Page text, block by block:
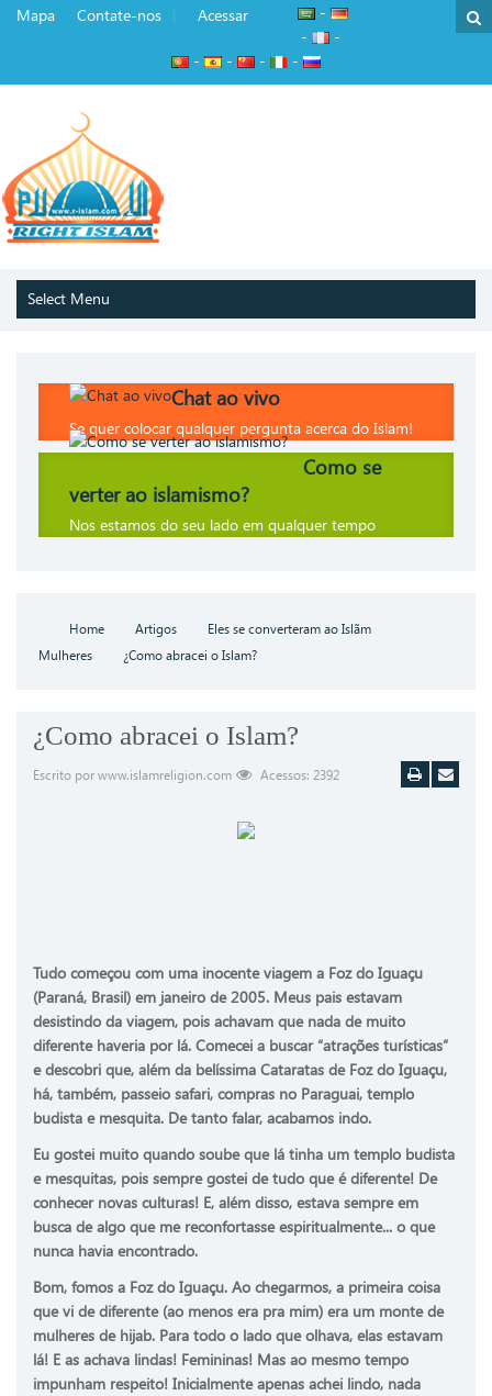
Mapa Contate-nos Acessar
-
-
-
-
- - -
Chat ao vivo
Se quer colocar qualquer pergunta acerca do Islam!
Como se
verter ao islamismo?
Nos estamos do seu lado em qualquer tempo
Home Artigos
Eles se converteram ao Islãm
Mulheres
¿Como abracei o Islam?
¿Como abracei o Islam?
Escrito por www.islamreligion.com Acessos: 2392
Tudo começou com uma inocente viagem a Foz do Iguaçu
(Paraná, Brasil) em janeiro de 2005. Meus pais estavam
desistindo da viagem, pois achavam que nada de muito
diferente haveria por lá. Comecei a buscar “atrações turísticas”
e descobri que, além da belíssima Cataratas de Foz do Iguaçu,
há, também, passeio safari, compras no Paraguai, templo
budista e mesquita. De tanto falar, acabamos indo.
Eu gostei muito quando soube que lá tinha um templo budista
e mesquitas, pois sempre gostei de tudo que é diferente! De
conhecer novas culturas! E, além disso, estava sempre em
busca de algo que me reconfortasse espiritualmente... o que
nunca havia encontrado.
Bom, fomos a Foz do Iguaçu. Ao chegarmos, a primeira coisa
que vi de diferente (ao menos era pra mim) era um monte de
mulheres de hijab. Para todo o lado que olhava, elas estavam
lá! E as achava lindas! Femininas! Mas ao mesmo tempo
impunham respeito! Inicialmente apenas achei lindo, nada